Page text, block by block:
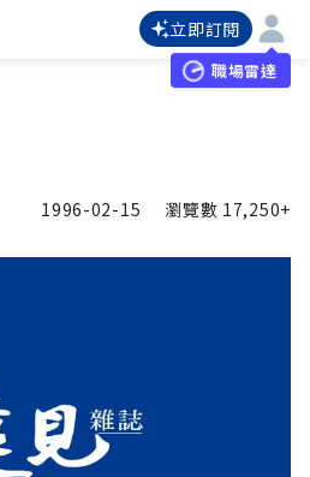
立即訂閱
職場雷達
1996-02-15 瀏覽數 17,250+